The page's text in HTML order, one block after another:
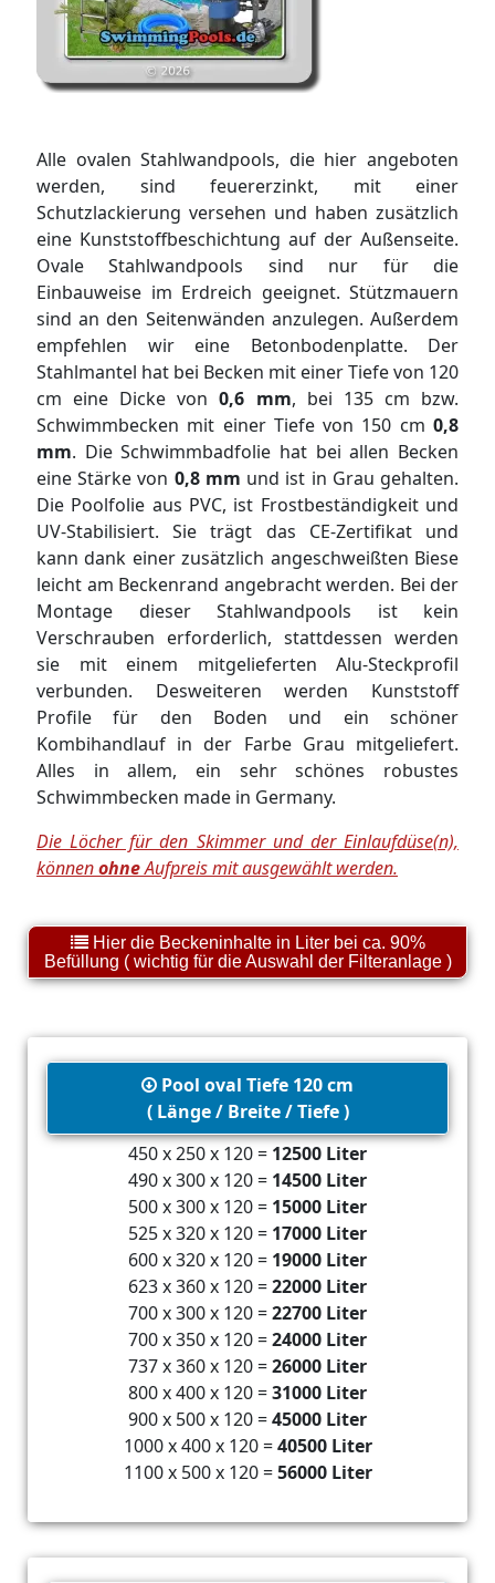
Alle ovalen Stahlwandpools, die hier angeboten
werden, sind feuererzinkt, mit einer
Schutzlackierung versehen und haben zusätzlich
eine Kunststoffbeschichtung auf der Außenseite.
Ovale Stahlwandpools sind nur für die
Einbauweise im Erdreich geeignet. Stützmauern
sind an den Seitenwänden anzulegen. Außerdem
empfehlen wir eine Betonbodenplatte. Der
Stahlmantel hat bei Becken mit einer Tiefe von 120
cm eine Dicke von0,6 mm, bei 135 cm bzw.
Schwimmbecken mit einer Tiefe von 150 cm 0,8
mm. Die Schwimmbadfolie hat bei allen Becken
eine Stärke von 0,8 mm und ist in Grau gehalten.
Die Poolfolie aus PVC, ist Frostbeständigkeit und
UV-Stabilisiert. Sie trägt das CE-Zertifikat und
kann dank einer zusätzlich angeschweißten Biese
leicht am Beckenrand angebracht werden. Bei der
Montage dieser Stahlwandpools ist kein
Verschrauben erforderlich, stattdessen werden
sie mit einem mitgelieferten Alu-Steckprofil
verbunden. Desweiteren werden Kunststoff
Profile für den Boden und ein schöner
Kombihandlauf in der Farbe Grau mitgeliefert.
Alles in allem, ein sehr schönes robustes
Schwimmbecken made in Germany.
Die Löcher für den Skimmer und der Einlaufdüse(n),
könnenohneAufpreis mit ausgewählt werden.
Hier die Beckeninhalte in Liter bei ca. 90%
Befüllung ( wichtig für die Auswahl der Filteranlage )
Pool oval Tiefe 120 cm
( Länge / Breite / Tiefe )
450 x 250 x 120 = 12500 Liter
490 x 300 x 120 = 14500 Liter
500 x 300 x 120 = 15000 Liter
525 x 320 x 120 = 17000 Liter
600 x 320 x 120 = 19000 Liter
623 x 360 x 120 =22000 Liter
700 x 300 x 120 =22700 Liter
700 x 350 x 120 =24000 Liter
737 x 360 x 120 =26000 Liter
800 x 400 x 120 =31000 Liter
900 x 500 x 120 =45000 Liter
1000 x 400 x 120 =40500 Liter
1100 x 500 x 120 =56000 Liter